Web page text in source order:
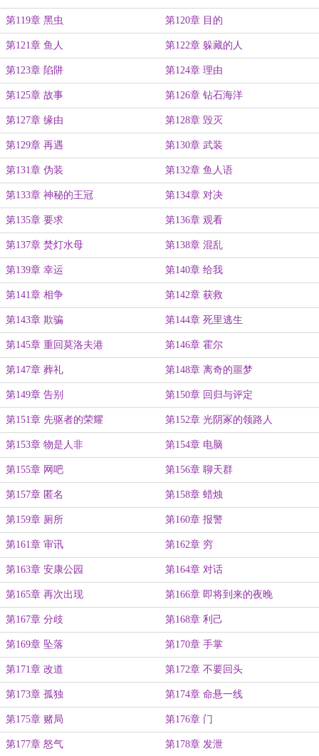
第119章 黑虫 第120章 目的
第121章 鱼人 第122章 躲藏的人
第123章 陷阱 第124章 理由
第125章 故事 第126章 钻石海洋
第127章 缘由 第128章 毁灭
第129章 再遇 第130章 武装
第131章 伪装 第132章 鱼人语
第133章 神秘的王冠 第134章 对决
第135章 要求 第136章 观看
第137章 焚灯水母 第138章 混乱
第139章 幸运 第140章 给我
第141章 相争 第142章 获救
第143章 欺骗 第144章 死里逃生
第145章 重回莫洛夫港 第146章 霍尔
第147章 葬礼 第148章 离奇的噩梦
第149章 告别 第150章 回归与评定
第151章 先驱者的荣耀 第152章 光阴冢的领路人
第153章 物是人非 第154章 电脑
第155章 网吧 第156章 聊天群
第157章 匿名 第158章 蜡烛
第159章 厕所 第160章 报警
第161章 审讯 第162章 穷
第163章 安康公园 第164章 对话
第165章 再次出现 第166章 即将到来的夜晚
第167章 分歧 第168章 利己
第169章 坠落 第170章 手掌
第171章 改道 第172章 不要回头
第173章 孤独 第174章 命悬一线
第175章 赌局 第176章 门
第177章 怒气 第178章 发泄